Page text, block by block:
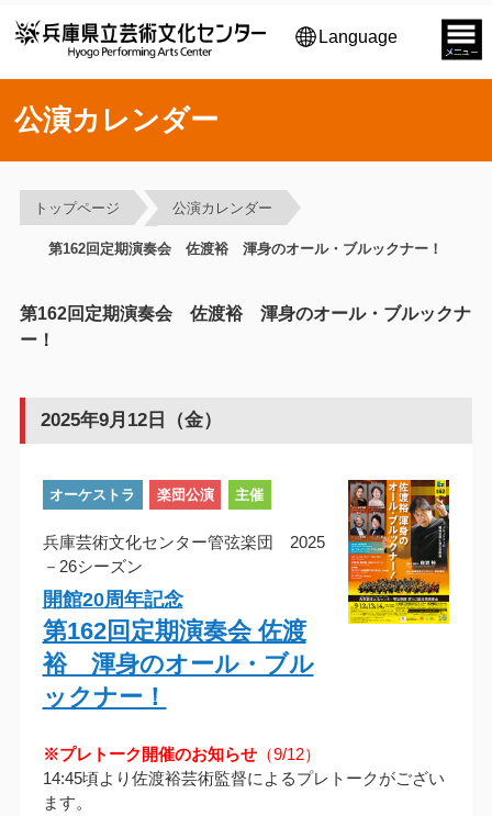
Language
公演カレンダー
トップページ 公演カレンダー
第162回定期演奏会 佐渡裕 渾身のオール・ブルックナー！
第162回定期演奏会 佐渡裕 渾身のオール・ブルックナ
ー！
2025年9月12日（金）
オーケストラ 楽団公演 主催
兵庫芸術文化センター管弦楽団 2025
－26シーズン
開館20周年記念
第162回定期演奏会 佐渡
裕 渾身のオール・ブル
ックナー！
※プレトーク開催のお知らせ（9/12）
14:45頃より佐渡裕芸術監督によるプレトークがござい
ます。